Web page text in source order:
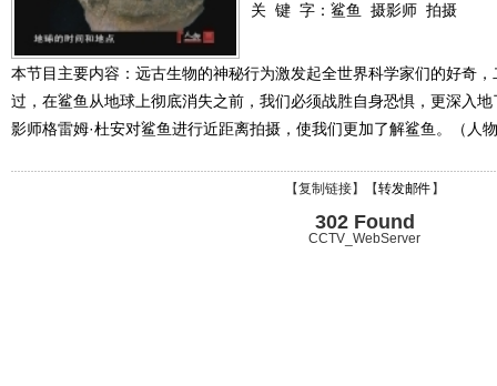
关 键 字： 鲨鱼 摄影师 拍摄
本节目主要内容：远古生物的神秘行为激发起全世界科学家们的好奇
过，在鲨鱼从地球上彻底消失之前，我们必须战胜自身恐惧，更深入
影师格雷姆·杜安对鲨鱼进行近距离拍摄，使我们更加了解鲨鱼。（人
【复制链接】【转发邮件 】
302 Found
CCTV_WebServer